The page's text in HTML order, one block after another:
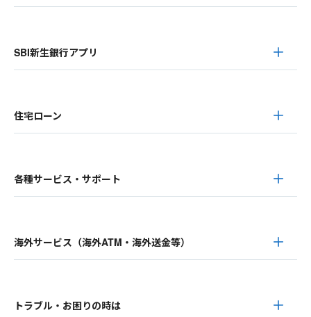
SBI新生銀行アプリ
住宅ローン
各種サービス・サポート
海外サービス（海外ATM・海外送金等）
トラブル・お困りの時は